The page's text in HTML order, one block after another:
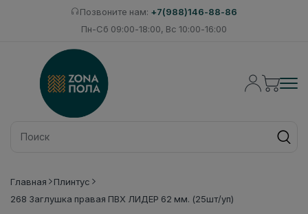
Позвоните нам: +7(988)146-88-86
Пн-Сб 09:00-18:00, Вс 10:00-16:00
Главная
Плинтус
268 Заглушка правая ПВХ ЛИДЕР 62 мм. (25шт/уп)